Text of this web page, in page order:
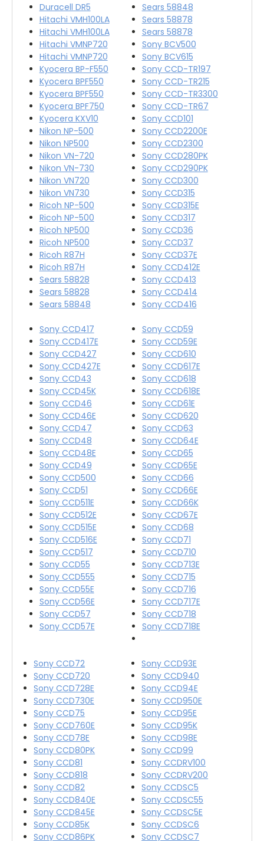
Duracell DR5
Hitachi VMH100LA
Hitachi VMH100LA
Hitachi VMNP720
Hitachi VMNP720
Kyocera BP-F550
Kyocera BPF550
Kyocera BPF550
Kyocera BPF750
Kyocera KXV10
Nikon NP-500
Nikon NP500
Nikon VN-720
Nikon VN-730
Nikon VN720
Nikon VN730
Ricoh NP-500
Ricoh NP-500
Ricoh NP500
Ricoh NP500
Ricoh R87H
Ricoh R87H
Sears 58828
Sears 58828
Sears 58848
Sears 58848
Sears 58878
Sears 58878
Sony BCV500
Sony BCV615
Sony CCD-TR197
Sony CCD-TR215
Sony CCD-TR3300
Sony CCD-TR67
Sony CCD101
Sony CCD2200E
Sony CCD2300
Sony CCD280PK
Sony CCD290PK
Sony CCD300
Sony CCD315
Sony CCD315E
Sony CCD317
Sony CCD36
Sony CCD37
Sony CCD37E
Sony CCD412E
Sony CCD413
Sony CCD414
Sony CCD416
Sony CCD417
Sony CCD417E
Sony CCD427
Sony CCD427E
Sony CCD43
Sony CCD45K
Sony CCD46
Sony CCD46E
Sony CCD47
Sony CCD48
Sony CCD48E
Sony CCD49
Sony CCD500
Sony CCD51
Sony CCD511E
Sony CCD512E
Sony CCD515E
Sony CCD516E
Sony CCD517
Sony CCD55
Sony CCD555
Sony CCD55E
Sony CCD56E
Sony CCD57
Sony CCD57E
Sony CCD59
Sony CCD59E
Sony CCD610
Sony CCD617E
Sony CCD618
Sony CCD618E
Sony CCD61E
Sony CCD620
Sony CCD63
Sony CCD64E
Sony CCD65
Sony CCD65E
Sony CCD66
Sony CCD66E
Sony CCD66K
Sony CCD67E
Sony CCD68
Sony CCD71
Sony CCD710
Sony CCD713E
Sony CCD715
Sony CCD716
Sony CCD717E
Sony CCD718
Sony CCD718E
Sony CCD72
Sony CCD720
Sony CCD728E
Sony CCD730E
Sony CCD75
Sony CCD760E
Sony CCD78E
Sony CCD80PK
Sony CCD81
Sony CCD818
Sony CCD82
Sony CCD840E
Sony CCD845E
Sony CCD85K
Sony CCD86PK
Sony CCD93E
Sony CCD940
Sony CCD94E
Sony CCD950E
Sony CCD95E
Sony CCD95K
Sony CCD98E
Sony CCD99
Sony CCDRV100
Sony CCDRV200
Sony CCDSC5
Sony CCDSC55
Sony CCDSC5E
Sony CCDSC6
Sony CCDSC7